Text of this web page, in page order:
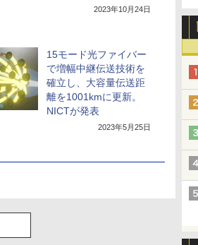
2023年10月24日
15モード光ファイバー
で増幅中継伝送技術を
確立し、大容量伝送距
離を1001kmに更新。
NICTが発表
2023年5月25日